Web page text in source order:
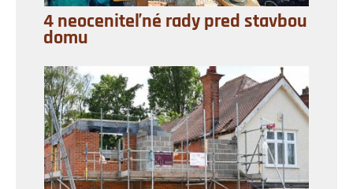
4 neoceniteľné rady pred stavbou
domu